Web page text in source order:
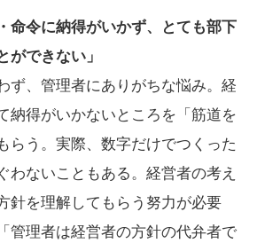
命令に納得がいかず、とても部下
ができない」
ず、管理者にありがちな悩み。経
納得がいかないところを「筋道を
らう。実際、数字だけでつくった
わないこともある。経営者の考え
針を理解してもらう努力が必要
管理者は経営者の方針の代弁者で